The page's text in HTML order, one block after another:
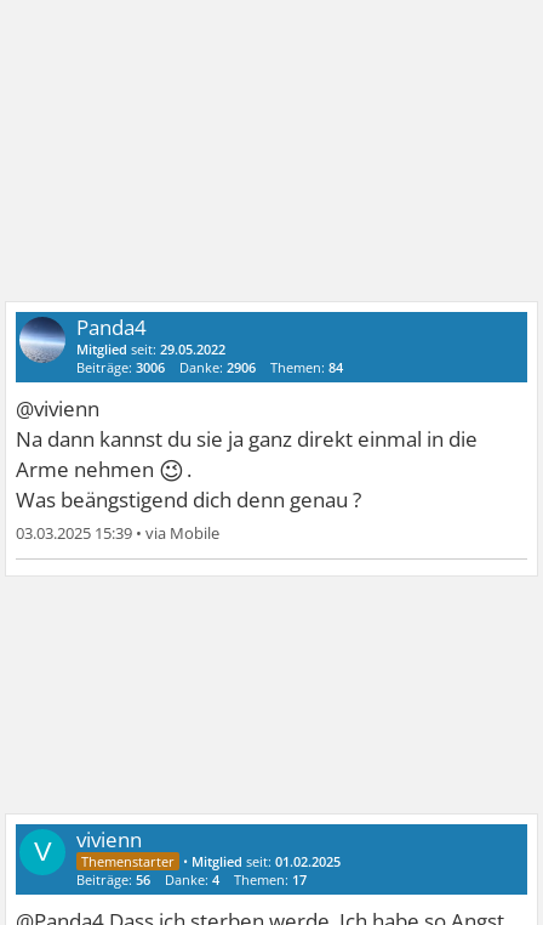
Panda4
Mitglied seit:29.05.2022
Beiträge:3006 Danke:2906 Themen:84
@vivienn
Na dann kannst du sie ja ganz direkt einmal in die
Arme nehmen 😉.
Was beängstigend dich denn genau ?
03.03.2025 15:39 •
V vivienn
• Mitglied seit:01.02.2025
Beiträge:56 Danke:4 Themen: 17